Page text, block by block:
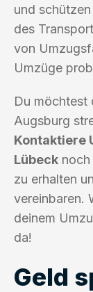
und
des
von
Umzüge
Du möchtest
Augsburg
Kontaktiere
Lübeck
zu erhalten
vereinbaren.
deinem
da!
Geld